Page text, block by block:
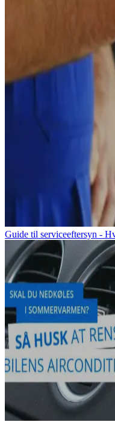
Guide til serviceeftersyn -